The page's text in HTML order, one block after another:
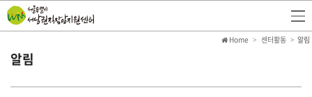
알림
Home 센터활동 알림